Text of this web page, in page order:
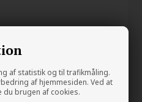
af statistik og til trafikmåling.
af hjemmesiden. Ved at
du brugen af cookies.